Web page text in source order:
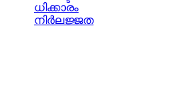
ധിക്കാരം
നിര്‍ലജ്ജത